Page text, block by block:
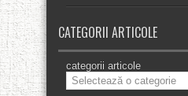
CATEGORII ARTICOLE
categorii articole